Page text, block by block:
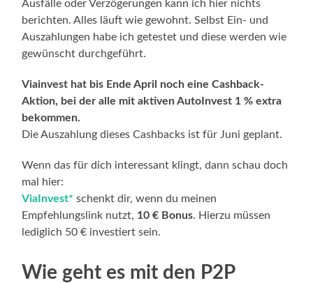
Ausfälle oder Verzögerungen kann ich hier nichts
berichten. Alles läuft wie gewohnt. Selbst Ein- und
Auszahlungen habe ich getestet und diese werden wie
gewünscht durchgeführt.
Viainvest hat bis Ende April noch eine Cashback-
Aktion, bei der alle mit aktiven AutoInvest 1 % extra
bekommen.
Die Auszahlung dieses Cashbacks ist für Juni geplant.
Wenn das für dich interessant klingt, dann schau doch
mal hier:
ViaInvest* schenkt dir, wenn du meinen
Empfehlungslink nutzt, 10 € Bonus. Hierzu müssen
lediglich 50 € investiert sein.
Wie geht es mit den P2P